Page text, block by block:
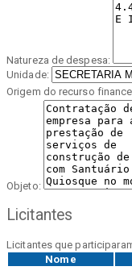
Natureza de despesa:
Unidade:
Origem do recurso
Objeto:
Licitantes
Licitantes que
Nome